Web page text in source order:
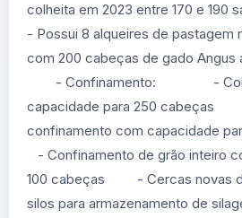
colheita em 2023 entre 170 e
- Possui 8 alqueires de pastagem
com 200 cabeças de gado
- Confinamento: -
capacidade para 250
confinamento com
- Confinamento de grão inteiro
100 cabeças - Cercas
silos para armazenamento de